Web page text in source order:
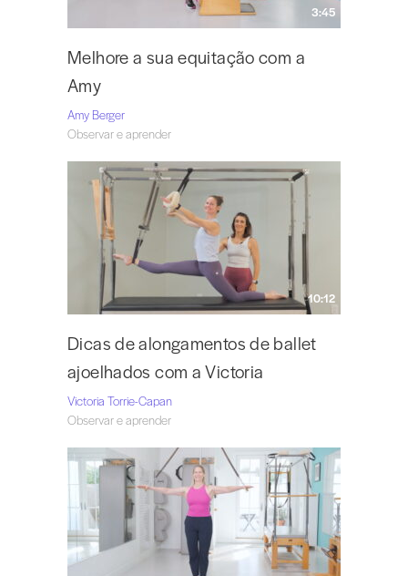
3:45
Melhore a sua equitação com a
Amy
Amy Berger
Observar e aprender
10:12
Dicas de alongamentos de ballet
ajoelhados com a Victoria
Victoria Torrie-Capan
Observar e aprender